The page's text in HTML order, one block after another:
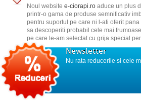
Noul website e-ciorapi.roaduce un plus
printr-o gama de produse semnificativ
pentru suportul pe care ni l-ati oferit
sa descoperiti probabil cele mai
pe care le-am selectat cu grija special
Newsletter
Nu rata reducerile si cele